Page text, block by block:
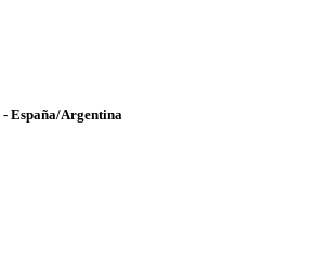
- España/Argentina